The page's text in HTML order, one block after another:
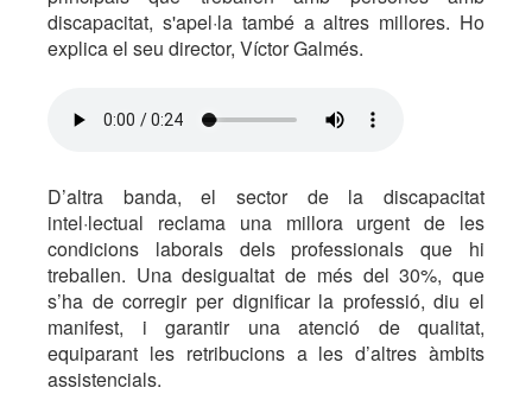
discapacitat, s'apel·la també a altres millores. Ho
explica el seu director, Víctor Galmés.
D’altra banda, el sector de la discapacitat
intel·lectual reclama una millora urgent de les
condicions laborals dels professionals que hi
treballen. Una desigualtat de més del 30%, que
s’ha de corregir per dignificar la professió, diu el
manifest, i garantir una atenció de qualitat,
equiparant les retribucions a les d’altres àmbits
assistencials.